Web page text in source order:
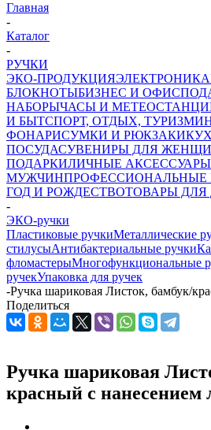
Главная
-
Каталог
-
РУЧКИ
ЭКО-ПРОДУКЦИЯЭЛЕКТРОНИКА
БЛОКНОТЫБИЗНЕС И ОФИС
НАБОРЫЧАСЫ И
И БЫТСПОРТ, ОТДЫХ, ТУРИЗМ
ФОНАРИСУМКИ И РЮКЗАКИ
ПОСУДАСУВЕНИРЫ ДЛЯ
ПОДАРКИЛИЧНЫЕ АКСЕССУАРЫ
МУЖЧИНПРОФЕССИОНАЛЬНЫЕ
ГОД И РОЖДЕСТВОТОВАРЫ ДЛЯ
-
ЭКО-ручки
Пластиковые ручкиМеталлические
стилусыАнтибактериальные ручки
фломастерыМногофункциональные
ручекУпаковка для ручек
-Ручка шариковая Листок, бамбук/
Поделиться
Ручка шариковая
красный с нанесением